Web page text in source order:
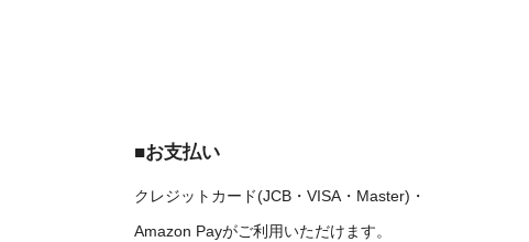
■お支払い
クレジットカード(JCB・VISA・Master)・
Amazon Payがご利用いただけます。